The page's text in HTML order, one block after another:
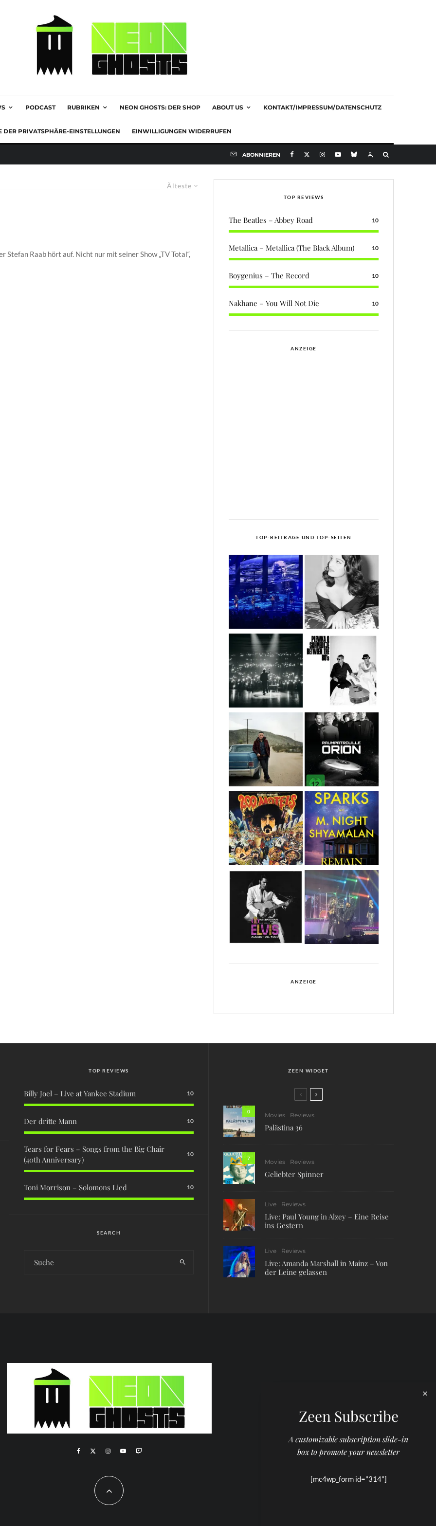
PODCAST RUBRIKEN NEON GHOSTS: DER SHOP ABOUT US KONTAKT/IMPRESSUM/DATENSCHUTZ
DER PRIVATSPHÄRE-EINSTELLUNGEN EINWILLIGUNGEN WIDERRUFEN
ABONNIEREN
Älteste
Raab hört auf. Nicht nur mit seiner Show „TV Total“,
TOP REVIEWS
The Beatles – Abbey Road 10
Metallica – Metallica (The Black Album) 10
Boygenius – The Record 10
Nakhane – You Will Not Die 10
ANZEIGE
TOP-BEITRÄGE UND TOP-SEITEN
ANZEIGE
TOP REVIEWS
Billy Joel – Live at Yankee Stadium 10
Der dritte Mann 10
Tears for Fears – Songs from the Big Chair
(40th Anniversary)
10
Toni Morrison – Solomons Lied 10
SEARCH
ZEEN WIDGET
0
Movies Reviews
Palästina 36
7
Movies Reviews
Geliebter Spinner
Live Reviews
Live: Paul Young in Alzey – Eine Reise
ins Gestern
Live Reviews
Live: Amanda Marshall in Mainz – Von
der Leine gelassen
Zeen Subscribe
A customizable subscription slide-in
box to promote your newsletter
[mc4wp_form id="314"]